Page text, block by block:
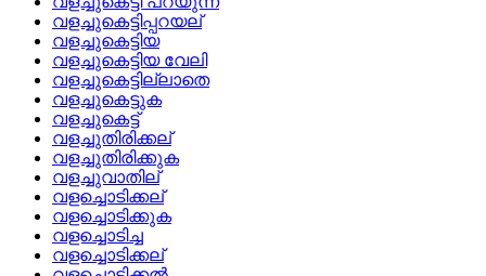
വളച്ചുകെട്ടിപ്പറയല്
വളച്ചുകെട്ടിയ
വളച്ചുകെട്ടിയ വേലി
വളച്ചുകെട്ടില്ലാതെ
വളച്ചുകെട്ടുക
വളച്ചുകെട്ട്
വളച്ചുതിരിക്കല്
വളച്ചുതിരിക്കുക
വളച്ചുവാതില്
വളച്ചൊടിക്കല്
വളച്ചൊടിക്കുക
വളച്ചൊടിച്ച
വളച്ചൊടിക്കല്